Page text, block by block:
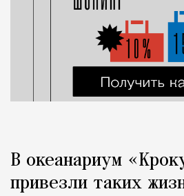
В океанариум
привезли таких